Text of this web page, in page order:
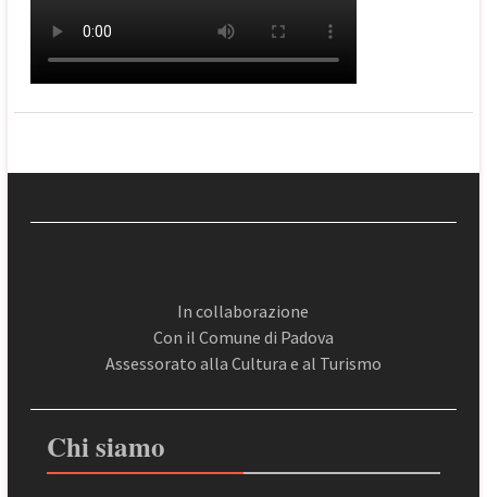
In collaborazione
Con il Comune di Padova
Assessorato alla Cultura e al Turismo
Chi siamo